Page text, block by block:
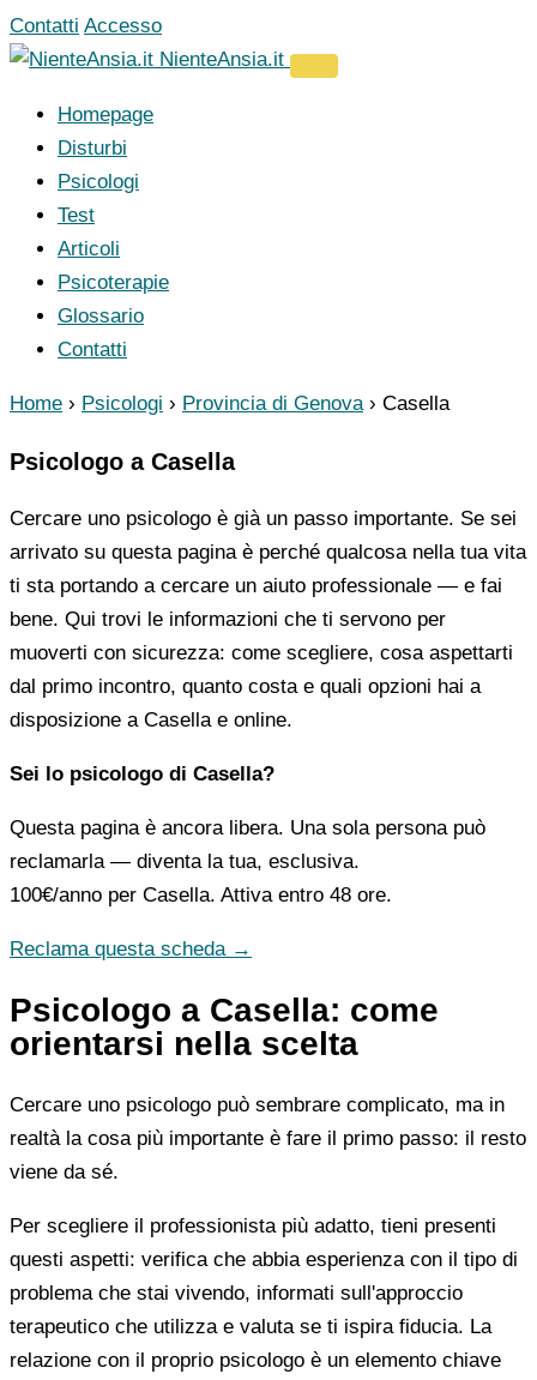
Vai
al
Contatti Accesso
NienteAnsia.it
Homepage
Disturbi
Psicologi
Test
Articoli
Psicoterapie
Glossario
Contatti
Home › Psicologi › Provincia di Genova › Casella
Psicologo a Casella
Cercare uno psicologo è già un passo importante. Se sei
arrivato su questa pagina è perché qualcosa nella tua vita
ti sta portando a cercare un aiuto professionale — e fai
bene. Qui trovi le informazioni che ti servono per
muoverti con sicurezza: come scegliere, cosa aspettarti
dal primo incontro, quanto costa e quali opzioni hai a
disposizione a Casella e online.
Sei lo psicologo di Casella?
Questa pagina è ancora libera. Una sola persona può
reclamarla — diventa la tua, esclusiva.
100€/anno per Casella. Attiva entro 48 ore.
Reclama questa scheda →
Psicologo a Casella: come
orientarsi nella scelta
Cercare uno psicologo può sembrare complicato, ma in
realtà la cosa più importante è fare il primo passo: il resto
viene da sé.
Per scegliere il professionista più adatto, tieni presenti
questi aspetti: verifica che abbia esperienza con il tipo di
problema che stai vivendo, informati sull'approccio
terapeutico che utilizza e valuta se ti ispira fiducia. La
relazione con il proprio psicologo è un elemento chiave